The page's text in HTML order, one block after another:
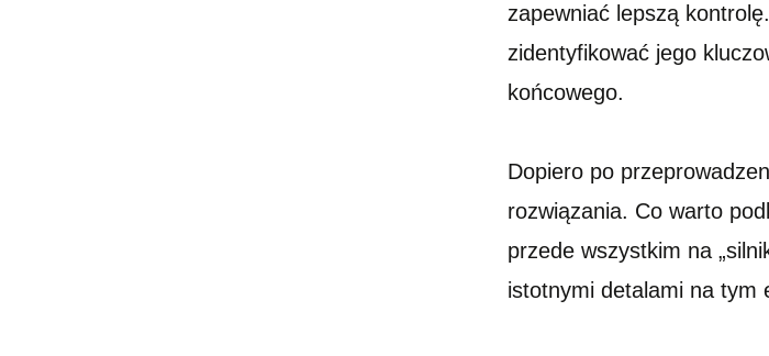
zapewniać lepszą
zidentyfikować jego
końcowego.
Dopiero po
rozwiązania. Co warto
przede wszystkim na
istotnymi detalami na tym